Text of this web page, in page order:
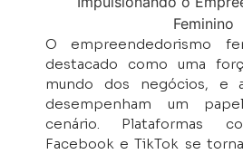
O empreendedorismo
destacado como uma
mundo dos negócios, e
desempenham um
cenário. Plataformas
Facebook e TikTok se